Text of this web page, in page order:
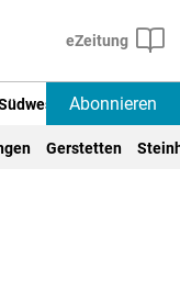
Deutschland
Abonnieren
Gerstetten